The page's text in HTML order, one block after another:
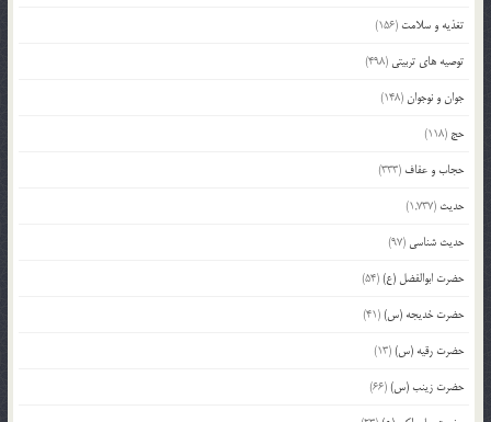
تغذیه و سلامت (156)
توصیه های تربیتی (498)
جوان و نوجوان (148)
حج (118)
حجاب و عفاف (333)
حدیث (1,737)
حدیث شناسی (97)
حضرت ابوالفضل (ع)(54)
حضرت خدیجه (س)(41)
حضرت رقیه (س)(13)
حضرت زینب (س)(66)